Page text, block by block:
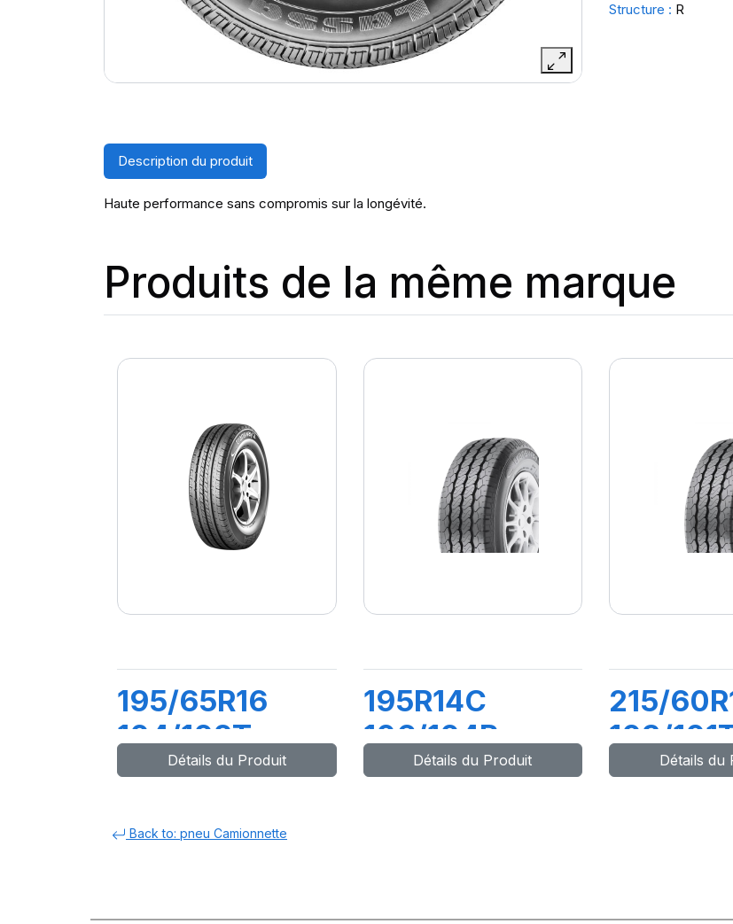
Structure : R
Description du produit
Haute performance sans compromis sur la longévité.
Produits de la même marque
195/65R16
104/102T
TRANSWAY2
Détails du Produit
195R14C
106/104R
TRANSWAY
Détails du Produit
215/
103/
Détails du
Back to: pneu Camionnette